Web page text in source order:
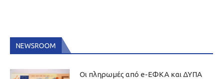
NEWSROOM
Οι πληρωμές από e-ΕΦΚΑ και ΔΥΠΑ